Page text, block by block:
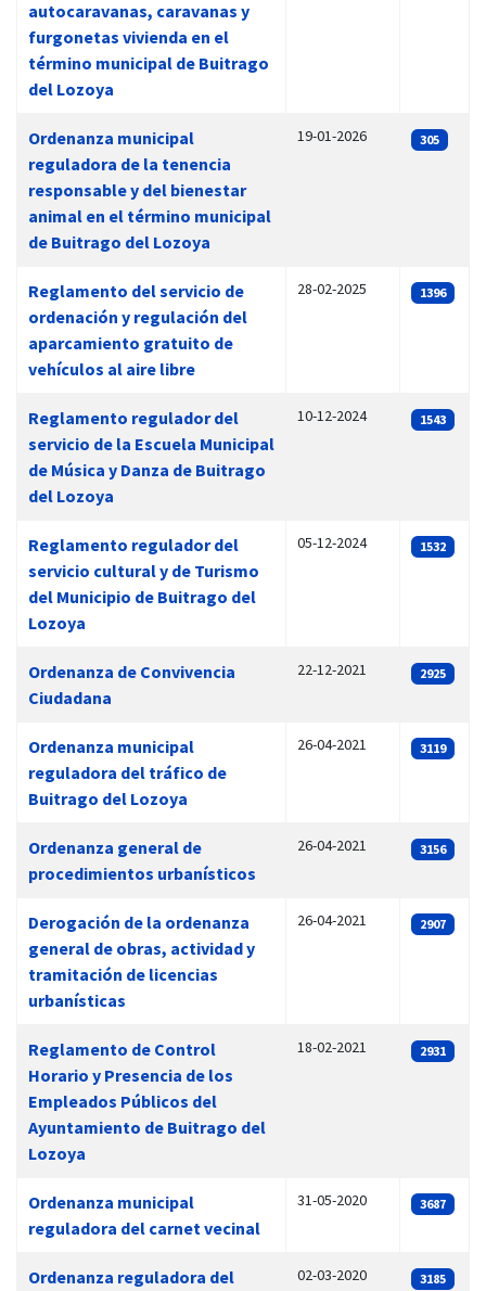
autocaravanas, caravanas y
furgonetas vivienda en el
término municipal de Buitrago
del Lozoya
Ordenanza municipal
reguladora de la tenencia
responsable y del bienestar
animal en el término municipal
de Buitrago del Lozoya
19-01-2026 305
Reglamento del servicio de
ordenación y regulación del
aparcamiento gratuito de
vehículos al aire libre
28-02-2025 1396
Reglamento regulador del
servicio de la Escuela Municipal
de Música y Danza de Buitrago
del Lozoya
10-12-2024 1543
Reglamento regulador del
servicio cultural y de Turismo
del Municipio de Buitrago del
Lozoya
05-12-2024 1532
Ordenanza de Convivencia
Ciudadana
22-12-2021 2925
Ordenanza municipal
reguladora del tráfico de
Buitrago del Lozoya
26-04-2021 3119
Ordenanza general de
procedimientos urbanísticos
26-04-2021 3156
Derogación de la ordenanza
general de obras, actividad y
tramitación de licencias
urbanísticas
26-04-2021 2907
Reglamento de Control
Horario y Presencia de los
Empleados Públicos del
Ayuntamiento de Buitrago del
Lozoya
18-02-2021 2931
Ordenanza municipal
reguladora del carnet vecinal
31-05-2020 3687
Ordenanza reguladora del
02-03-2020 3185